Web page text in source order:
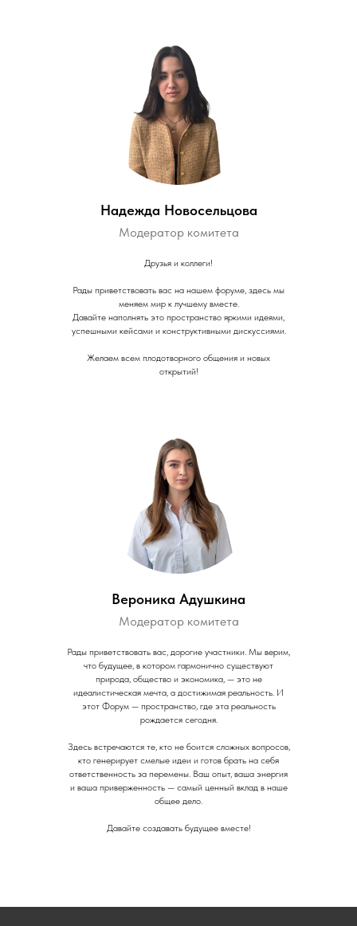
Надежда Новосельцова
Модератор комитета
Друзья и коллеги!
Рады приветствовать вас на нашем форуме, здесь мы
меняем мир к лучшему вместе.
Давайте наполнять это пространство яркими идеями,
успешными кейсами и конструктивными дискуссиями.
Желаем всем плодотворного общения и новых
открытий!
Вероника Адушкина
Модератор комитета
Рады приветствовать вас, дорогие участники. Мы верим,
что будущее, в котором гармонично существуют
природа, общество и экономика, — это не
идеалистическая мечта, а достижимая реальность. И
этот Форум — пространство, где эта реальность
рождается сегодня.
Здесь встречаются те, кто не боится сложных вопросов,
кто генерирует смелые идеи и готов брать на себя
ответственность за перемены. Ваш опыт, ваша энергия
и ваша приверженность — самый ценный вклад в наше
общее дело.
Давайте создавать будущее вместе!